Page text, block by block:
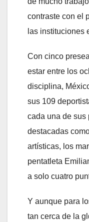
contraste con el
las instituciones
Con cinco
estar entre los
disciplina,
sus 109
cada una de sus
destacadas
artísticas, los
pentatleta
a solo cuatro
Y aunque para
tan cerca de la